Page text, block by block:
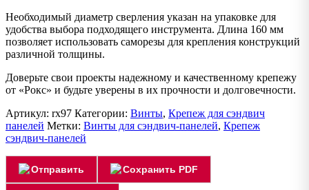
Необходимый диаметр сверления указан на упаковке для
удобства выбора подходящего инструмента. Длина 160 мм
позволяет использовать саморезы для крепления конструкций
различной толщины.
Доверьте свои проекты надежному и качественному крепежу
от «Рокс» и будьте уверены в их прочности и долговечности.
Артикул: rx97 Категории: Винты, Крепеж для сэндвич
панелей Метки: Винты для сэндвич-панелей, Крепеж
сэндвич-панелей
Отправить Сохранить PDF